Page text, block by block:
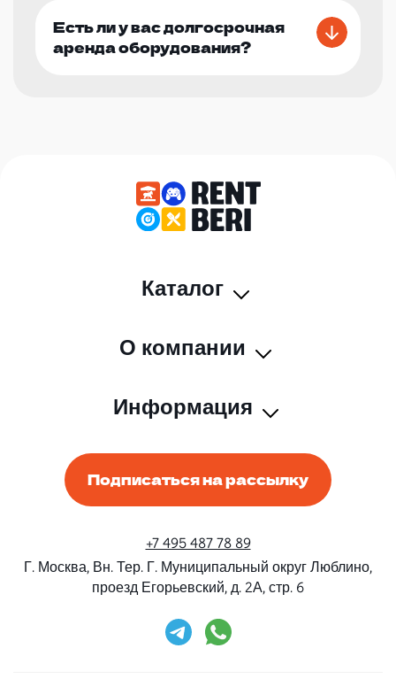
Есть ли у вас долгосрочная
аренда оборудования?
Каталог
О компании
Информация
Подписаться на рассылку
+7 495 487 78 89
Г. Москва, Вн. Тер. Г. Муниципальный округ Люблино,
проезд Егорьевский, д. 2А, стр. 6